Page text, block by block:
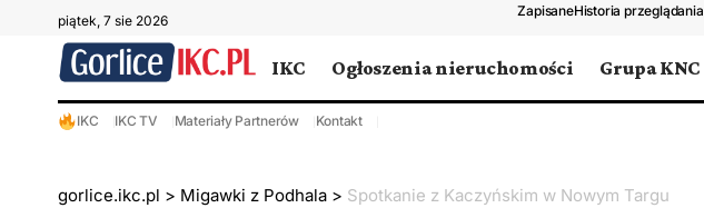
piątek, 7 sie 2026
ZapisaneHistoria przeglądania
IKC Ogłoszenia nieruchomości Grupa KNC
IKC IKC TV Materiały Partnerów Kontakt
gorlice.ikc.pl > Migawki z Podhala > Spotkanie z Kaczyńskim w Nowym Targu